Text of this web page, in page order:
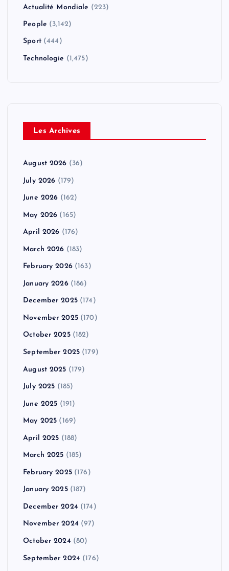
Actualité Mondiale (223)
People (3,142)
Sport(444)
Technologie (1,475)
Les Archives
August 2026 (36)
July 2026 (179)
June 2026 (162)
May 2026 (165)
April 2026 (176)
March 2026 (183)
February 2026(163)
January 2026(186)
December 2025(174)
November 2025(170)
October 2025(182)
September 2025 (179)
August 2025 (179)
July 2025 (185)
June 2025 (191)
May 2025 (169)
April 2025 (188)
March 2025 (185)
February 2025(176)
January 2025(187)
December 2024 (174)
November 2024 (97)
October 2024 (80)
September 2024 (176)